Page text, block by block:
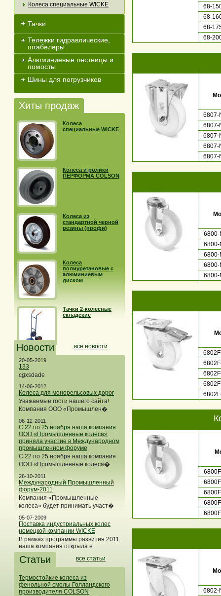
68-
68-
68-
68-
6807-
6807-
6807-
6807-
6807-
6800-
6800-
6800-
6800-
6800-
6802-
Колеса специальные WICKE
Тачки
Тележки гидравлические,
штабелеры
Алюминиевые лестницы и
помосты
Шины для погрузчиков
Хиты продаж
Колеса
специальные WICKE
Колеса и ролики
ПЕРФОРМА COLSON
Колеса из
стандартной черной
резины (профи)
Колеса
полиуретановые с
алюминиевым
диском
Тачки 2-колесные
складские
Новости все новости
20-05-2019
133
cgxsdade
14-06-2012
Колеса для монорельсовых дорог
Уважаемые гости нашего сайта!
Компания ООО «Промышлен�
06-12-2011
С 22 по 25 ноября наша компания
ООО «Промышленные колеса»
приняла участие в Международном
промышленном форуме
С 22 по 25 ноября наша компания
ООО «Промышленные колеса�
26-10-2011
Международный Промышленный
форум-2011
Компания «Промышленные
колеса» будет принимать участ�
05-07-2009
Поставка индустриальных колес
немецкой компании WICKE
В рамках программы развития 2011
наша компания открыла н
Статьи все статьи
Термостойкие колеса из
фенольной смолы Голландского
производителя COLSON